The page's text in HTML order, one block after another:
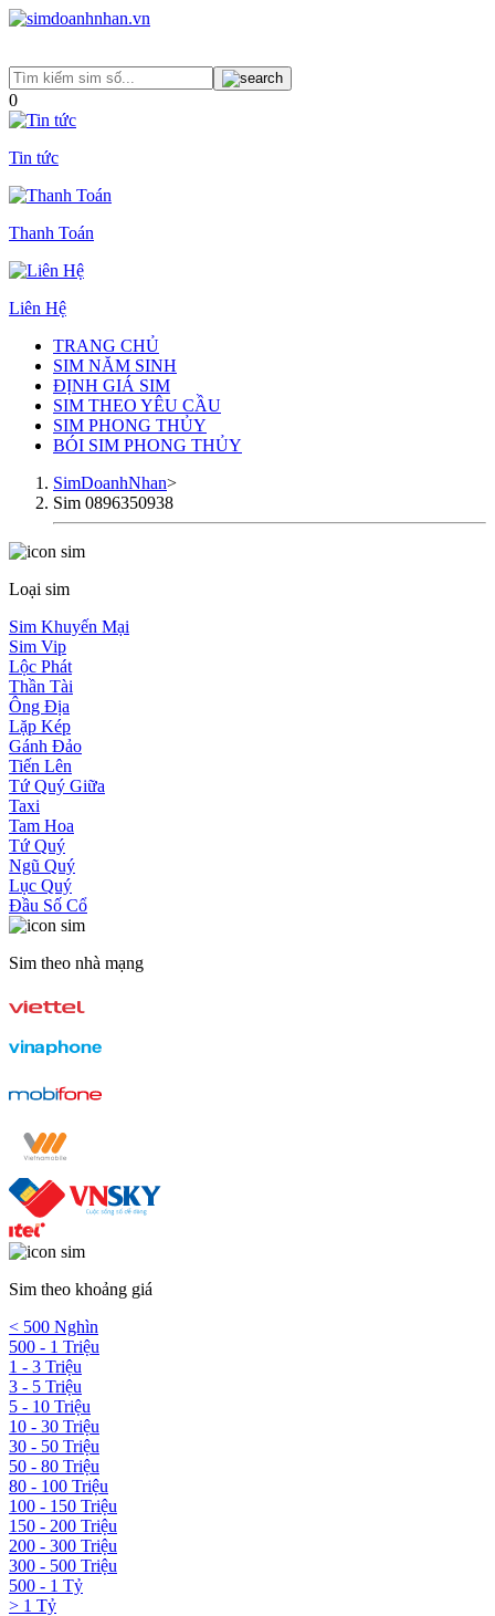
0
Tin tức
Thanh Toán
Liên Hệ
TRANG CHỦ
SIM NĂM SINH
ĐỊNH GIÁ SIM
SIM THEO YÊU CẦU
SIM PHONG THỦY
BÓI SIM PHONG THỦY
SimDoanhNhan>
Sim 0896350938
Loại sim
Sim Khuyến Mại
Sim Vip
Lộc Phát
Thần Tài
Ông Địa
Lặp Kép
Gánh Đảo
Tiến Lên
Tứ Quý Giữa
Taxi
Tam Hoa
Tứ Quý
Ngũ Quý
Lục Quý
Đầu Số Cổ
Sim theo nhà mạng
Sim theo khoảng giá
< 500 Nghìn
500 - 1 Triệu
1 - 3 Triệu
3 - 5 Triệu
5 - 10 Triệu
10 - 30 Triệu
30 - 50 Triệu
50 - 80 Triệu
80 - 100 Triệu
100 - 150 Triệu
150 - 200 Triệu
200 - 300 Triệu
300 - 500 Triệu
500 - 1 Tỷ
> 1 Tỷ